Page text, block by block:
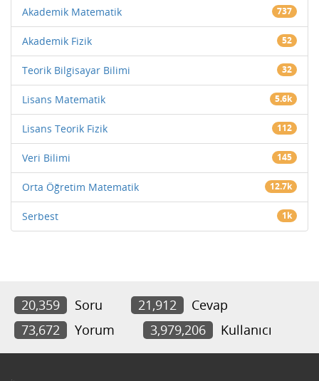
Akademik Matematik 737
Akademik Fizik 52
Teorik Bilgisayar Bilimi 32
Lisans Matematik 5.6k
Lisans Teorik Fizik 112
Veri Bilimi 145
Orta Öğretim Matematik 12.7k
Serbest 1k
20,359 Soru 21,912
Cevap
73,672
Yorum 3,979,206 Kullanıcı